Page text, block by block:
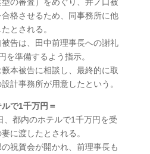
格させるため、同事務所に他
とされる。
告は、田中前理事長への謝礼
を準備するよう指示。
本被告に相談し、最終的に取
計事務所が用意したという。
で1千万円＝
、都内のホテルで1千万円を受
に渡したとされる。
祝賀会が開かれ、前理事長も